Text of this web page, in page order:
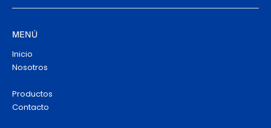
MENÚ
Inicio
Nosotros
Productos
Contacto